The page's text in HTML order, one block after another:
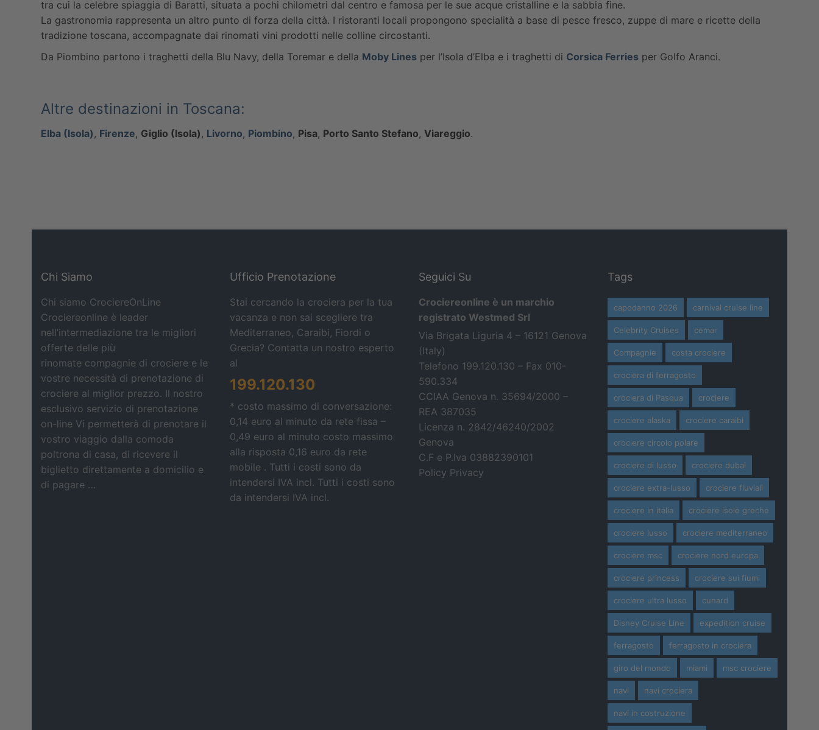
tra cui la celebre spiaggia di Baratti, situata a pochi chilometri dal centro e famosa per le sue acque cristalline e la sabbia fine.
La gastronomia rappresenta un altro punto di forza della città. I ristoranti locali propongono specialità a base di pesce fresco, zuppe di mare e ricette della
tradizione toscana, accompagnate dai rinomati vini prodotti nelle colline circostanti.
Da Piombino partono i traghetti della Blu Navy, della Toremar e della Moby Lines per l’Isola d’Elba e i traghetti di Corsica Ferries per Golfo Aranci.
Altre destinazioni in Toscana:
Elba (Isola), Firenze, Giglio (Isola), Livorno, Piombino, Pisa, Porto Santo Stefano, Viareggio.
Chi Siamo
Chi siamo CrociereOnLine
Crociereonline è leader
nell’intermediazione tra le migliori
offerte delle più
rinomate compagnie di crociere e le
vostre necessità di prenotazione di
crociere al miglior prezzo. Il nostro
esclusivo servizio di prenotazione
on-line Vi permetterà di prenotare il
vostro viaggio dalla comoda
poltrona di casa, di ricevere il
biglietto direttamente a domicilio e
di pagare …
Ufficio Prenotazione
Stai cercando la crociera per la tua
vacanza e non sai scegliere tra
Mediterraneo, Caraibi, Fiordi o
Grecia? Contatta un nostro esperto
al
199.120.130
* costo massimo di conversazione:
0,14 euro al minuto da rete fissa –
0,49 euro al minuto costo massimo
alla risposta 0,16 euro da rete
mobile . Tutti i costi sono da
intendersi IVA incl. Tutti i costi sono
da intendersi IVA incl.
Seguici Su
Crociereonline è un marchio
registrato Westmed Srl
Via Brigata Liguria 4 – 16121 Genova
(Italy)
Telefono 199.120.130 – Fax 010-
590.334
CCIAA Genova n. 35694/2000 –
REA 387035
Licenza n. 2842/46240/2002
Genova
C.F e P.Iva 03882390101
Policy Privacy
Tags
capodanno 2026 carnival cruise line
Celebrity Cruises cemar
Compagnie costa crociere
crociera di ferragosto
crociera di Pasqua crociere
crociere alaska crociere caraibi
crociere circolo polare
crociere di lusso crociere dubai
crociere extra-lusso crociere fluviali
crociere in italia crociere isole greche
crociere lusso crociere mediterraneo
crociere msc crociere nord europa
crociere princess crociere sui fiumi
crociere ultra lusso cunard
Disney Cruise Line expedition cruise
ferragosto ferragosto in crociera
giro del mondo miami msc crociere
navi navi crociera
navi in costruzione